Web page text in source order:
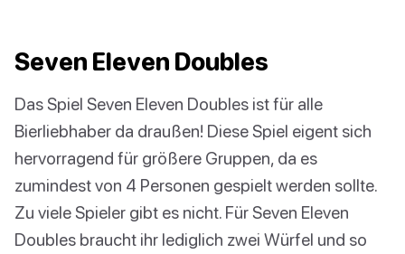
Seven Eleven Doubles
Das Spiel Seven Eleven Doubles ist für alle
Bierliebhaber da draußen! Diese Spiel eigent sich
hervorragend für größere Gruppen, da es
zumindest von 4 Personen gespielt werden sollte.
Zu viele Spieler gibt es nicht. Für Seven Eleven
Doubles braucht ihr lediglich zwei Würfel und so